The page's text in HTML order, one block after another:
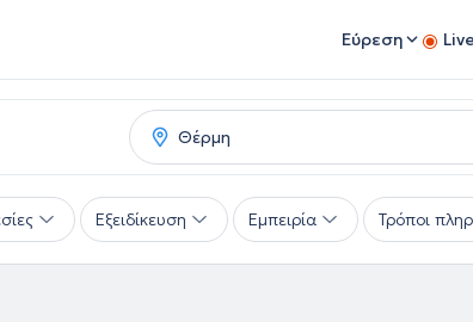
Εύρεση
Εξειδίκευση Εμπειρία Τρόποι